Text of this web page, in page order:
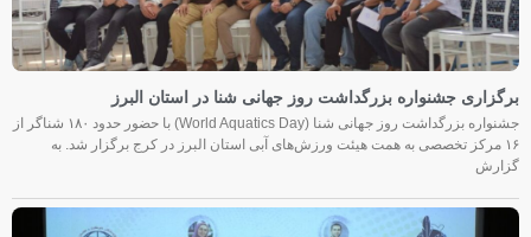
برگزاری جشنواره بزرگداشت روز جهانی شنا در استان البرز
جشنواره بزرگداشت روز جهانی شنا (World Aquatics Day) با حضور حدود ۱۸۰ شناگر از
۱۶ مرکز تخصصی به همت هیئت ورزش‌های آبی استان البرز در کرج برگزار شد. به
گزارش